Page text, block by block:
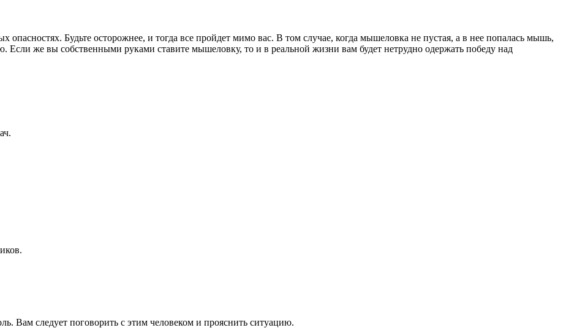
Будьте осторожнее, и тогда все пройдет мимо вас. В том случае, когда мышеловка не пустая, а в нее попалась мышь,
Если же вы собственными руками ставите мышеловку, то и в реальной жизни вам будет нетрудно одержать победу над
Вам следует поговорить с этим человеком и прояснить ситуацию.